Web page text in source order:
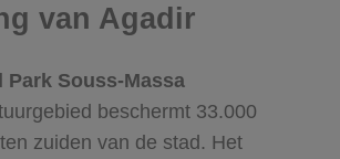
van Agadir
Park Souss-Massa
beschermt 33.000
zuiden van de stad. Het